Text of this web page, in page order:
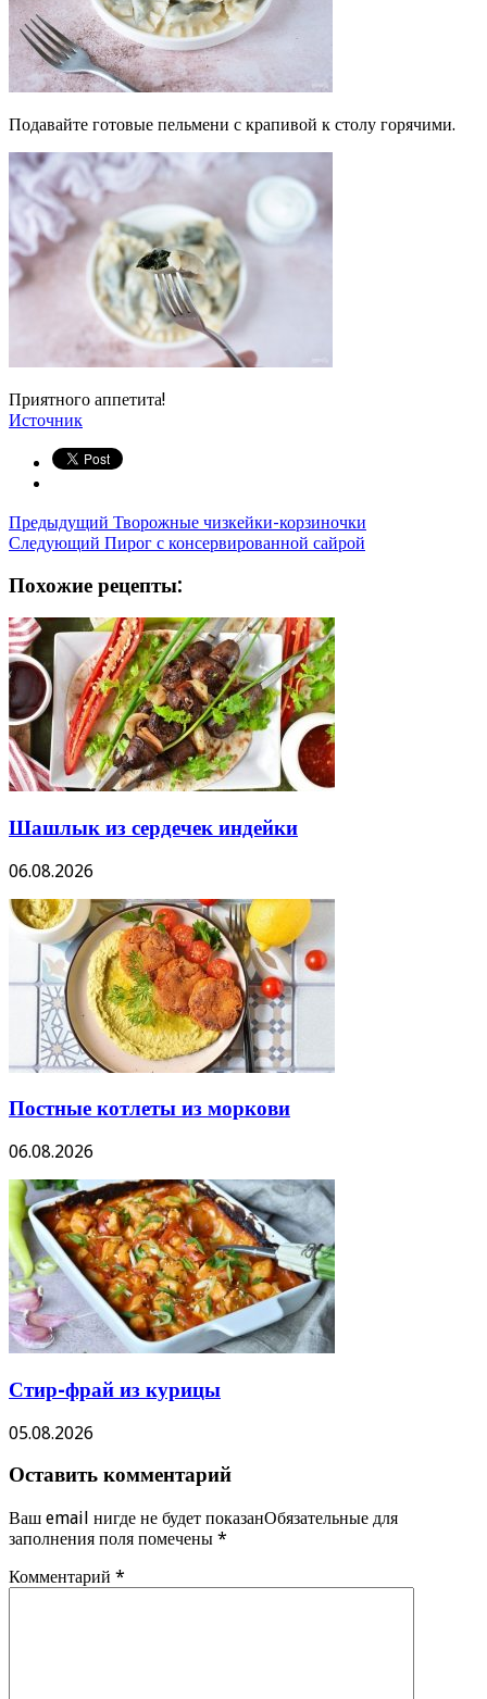
Подавайте готовые пельмени с крапивой к столу горячими.
Приятного аппетита!
Источник
Предыдущий Творожные чизкейки-корзиночки
Следующий Пирог с консервированной сайрой
Похожие рецепты:
Шашлык из сердечек индейки
06.08.2026
Постные котлеты из моркови
06.08.2026
Стир-фрай из курицы
05.08.2026
Оставить комментарий
Ваш email нигде не будет показанОбязательные для
заполнения поля помечены *
Комментарий *